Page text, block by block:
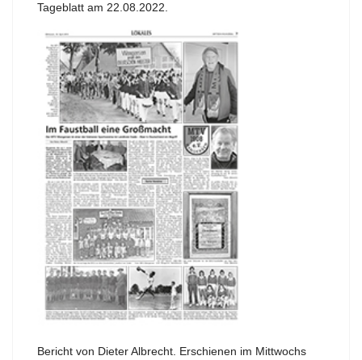
Tageblatt am 22.08.2022.
Bericht von Dieter Albrecht. Erschienen im Mittwochs